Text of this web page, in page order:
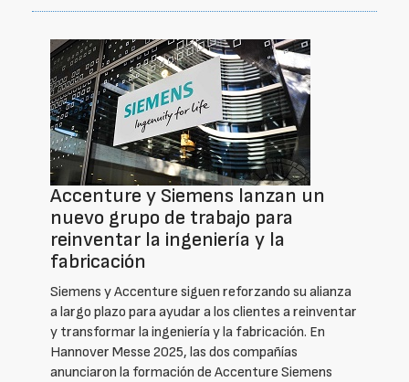
Accenture y Siemens lanzan un
nuevo grupo de trabajo para
reinventar la ingeniería y la
fabricación
Siemens y Accenture siguen reforzando su alianza
a largo plazo para ayudar a los clientes a reinventar
y transformar la ingeniería y la fabricación. En
Hannover Messe 2025, las dos compañías
anunciaron la formación de Accenture Siemens